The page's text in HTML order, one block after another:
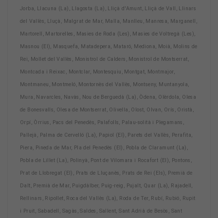
Jorba, Llacuna (La), Llagosta (La), Lliçà d'Amunt, Lliçà de Vall, Llinars
del Vallès, Lluçà, Malgrat de Mar, Malla, Manlleu, Manresa, Marganell,
Martorell, Martorelles, Masies de Roda (Les), Masies de Voltregà (Les),
Masnou (El), Masquefa, Matadepera, Mataró, Mediona, Moià, Molins de
Rei, Mollet del Vallès, Monistrol de Calders, Monistrol de Montserrat,
Montcada i Reixac, Montclar, Montesquiu, Montgat, Montmajor,
Montmaneu, Montmeló, Montornès del Vallès, Montseny, Muntanyola,
Mura, Navarcles, Navàs, Nou de Berguedà (La), Òdena, Olèrdola, Olesa
de Bonesvalls, Olesa de Montserrat, Olivella, Olost, Olvan, Orís, Oristà,
Orpí, Òrrius, Pacs del Penedès, Palafolls, Palau-solità i Plegamans,
Pallejà, Palma de Cervelló (La), Papiol (El), Parets del Vallès, Perafita,
Piera, Pineda de Mar, Pla del Penedès (El), Pobla de Claramunt (La),
Pobla de Lillet (La), Polinyà, Pont de Vilomara i Rocafort (El), Pontons,
Prat de Llobregat (El), Prats de Lluçanès, Prats de Rei (Els), Premià de
Dalt, Premià de Mar, Puigdàlber, Puig-reig, Pujalt, Quar (La), Rajadell,
Rellinars, Ripollet, Roca del Vallès (La), Roda de Ter, Rubí, Rubió, Rupit
i Pruit, Sabadell, Sagàs, Saldes, Sallent, Sant Adrià de Besòs, Sant